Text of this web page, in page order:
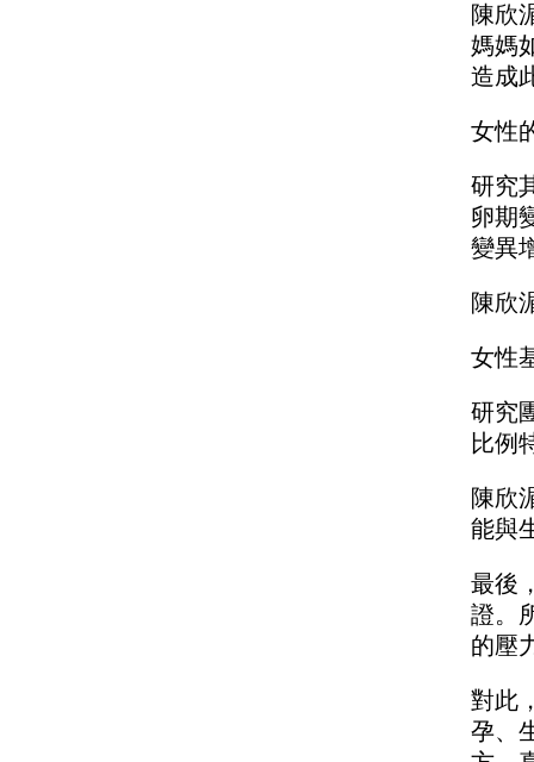
陳欣
媽媽
造成
女性
研究
卵期
變異
陳欣
女性
研究
比例
陳欣
能與
最後
證。
的壓
對此
孕、